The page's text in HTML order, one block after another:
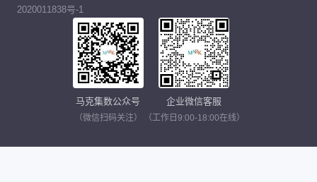
2020011838号-1
马克集数公众号
（微信扫码关注）
企业微信客服
（工作日9:00-18:00在线）